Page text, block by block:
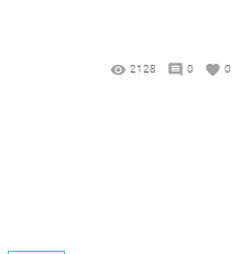
2128 0 0